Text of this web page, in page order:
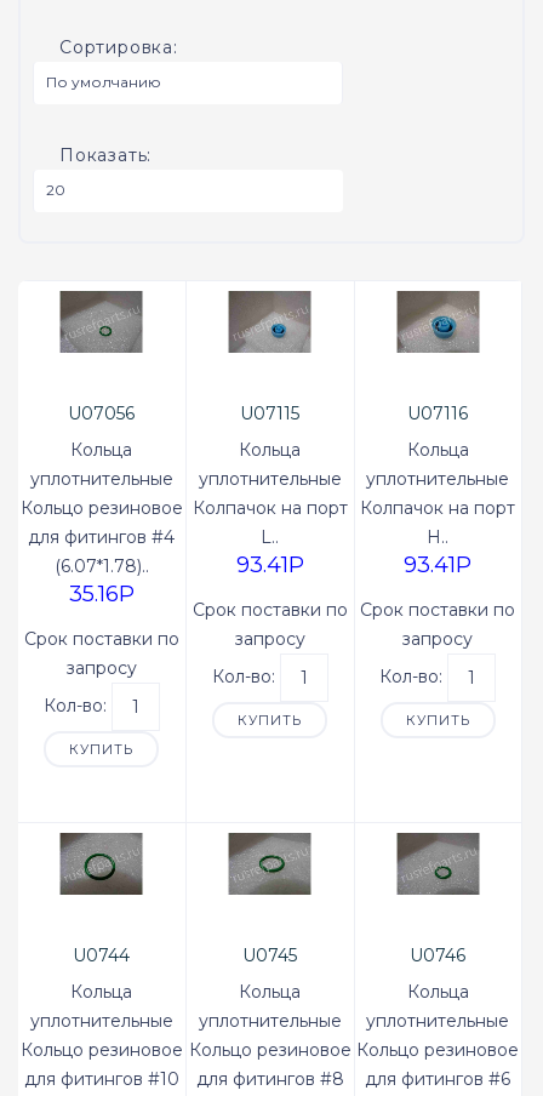
Сортировка:
Показать:
U07056
Кольца
уплотнительные
Кольцо резиновое
для фитингов #4
(6.07*1.78)..
35.16P
Срок поставки по
запросу
Кол-во:
КУПИТЬ
U07115
Кольца
уплотнительные
Колпачок на порт
L..
93.41P
Срок поставки по
запросу
Кол-во:
КУПИТЬ
U07116
Кольца
уплотнительные
Колпачок на порт
H..
93.41P
Срок поставки по
запросу
Кол-во:
КУПИТЬ
U0744
Кольца
уплотнительные
Кольцо резиновое
для фитингов #10
U0745
Кольца
уплотнительные
Кольцо резиновое
для фитингов #8
U0746
Кольца
уплотнительные
Кольцо резиновое
для фитингов #6